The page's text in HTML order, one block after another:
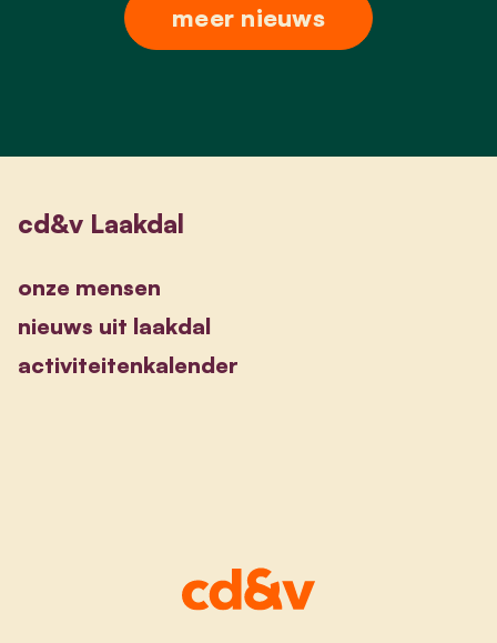
meer nieuws
cd&v Laakdal
onze mensen
nieuws uit laakdal
activiteitenkalender